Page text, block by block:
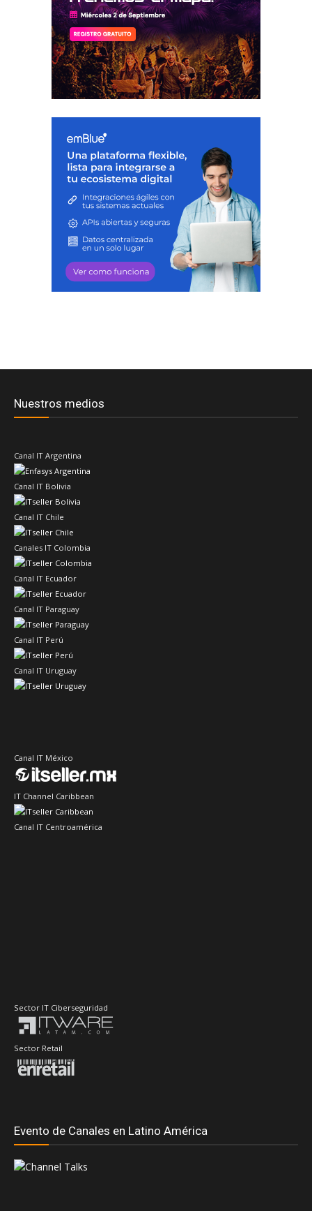
Nuestros medios
Canal IT Argentina
Canal IT Bolivia
Canal IT Chile
Canales IT Colombia
Canal IT Ecuador
Canal IT Paraguay
Canal IT Perú
Canal IT Uruguay
Canal IT México
IT Channel Caribbean
Canal IT Centroamérica
Sector IT Ciberseguridad
Sector Retail
Evento de Canales en Latino América